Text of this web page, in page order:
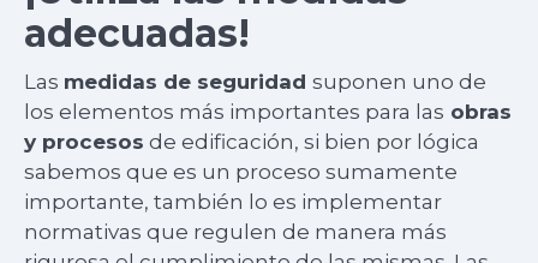
adecuadas!
Las medidas de seguridad suponen uno de
los elementos más importantes para las obras
y procesos de edificación, si bien por lógica
sabemos que es un proceso sumamente
importante, también lo es implementar
normativas que regulen de manera más